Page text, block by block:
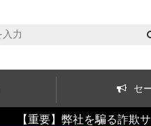
セ
【重要】弊社を騙る詐欺